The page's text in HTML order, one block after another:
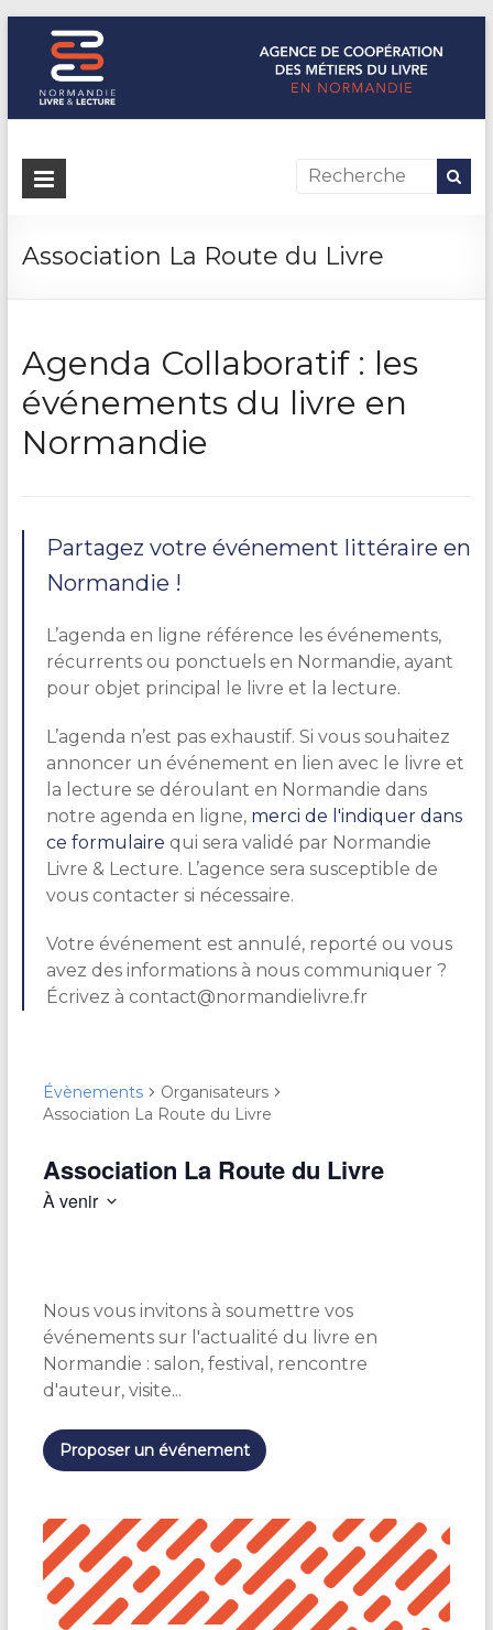
Normandie Livre & Lecture
L'agence de coopération des métiers du livre en Normandie
Association La Route du Livre
Agenda Collaboratif : les
événements du livre en
Normandie
Partagez votre événement littéraire en
Normandie !
L’agenda en ligne référence les événements,
récurrents ou ponctuels en Normandie, ayant
pour objet principal le livre et la lecture.
L’agenda n’est pas exhaustif. Si vous souhaitez
annoncer un événement en lien avec le livre et
la lecture se déroulant en Normandie dans
notre agenda en ligne, merci de l'indiquer dans
ce formulaire qui sera validé par Normandie
Livre & Lecture. L’agence sera susceptible de
vous contacter si nécessaire.
Votre événement est annulé, reporté ou vous
avez des informations à nous communiquer ?
Écrivez à contact@normandielivre.fr
Évènements
Organisateurs
Association La Route du Livre
Association La Route du Livre
À venir
c
t
i
o
n
e
z
e
d
a
t
Nous vous invitons à soumettre vos
événements sur l'actualité du livre en
Normandie : salon, festival, rencontre
d'auteur, visite...
Proposer un événement